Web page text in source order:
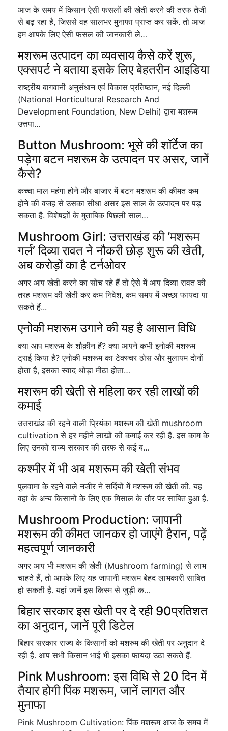
आज के समय में किसान ऐसी फसलों की खेती करने की तरफ तेजी
से बढ़ रहा है, जिससे वह सालभर मुनाफा प्राप्त कर सकें. तो आज
हम आपके लिए ऐसी फसल की जानकारी ले…
मशरूम उत्पादन का व्यवसाय कैसे करें शुरू,
एक्सपर्ट ने बताया इसके लिए बेहतरीन आइडिया
राष्ट्रीय बागवानी अनुसंधान एवं विकास प्रतिष्ठान, नई दिल्ली
(National Horticultural Research And
Development Foundation, New Delhi) द्वारा मशरूम
उत्तपा…
Button Mushroom: भूसे की शॉर्टेज का
पड़ेगा बटन मशरूम के उत्पादन पर असर, जानें
कैसे?
कच्चा माल महंगा होने और बाजार में बटन मशरूम की कीमत कम
होने की वजह से उसका सीधा असर इस साल के उत्पादन पर पड़
सकता है. विशेषज्ञों के मुताबिक पिछली साल…
Mushroom Girl: उत्तराखंड की ‘मशरूम
गर्ल’ दिव्या रावत ने नौकरी छोड़ शुरू की खेती,
अब करोड़ों का है टर्नओवर
अगर आप खेती करने का सोच रहे हैं तो ऐसे में आप दिव्या रावत की
तरह मशरूम की खेती कर कम निवेश, कम समय में अच्छा फायदा पा
सकते हैं...
एनोकी मशरूम उगाने की यह है आसान विधि
क्या आप मशरूम के शौक़ीन हैं? क्या आपने कभी इनोकी मशरूम
ट्राई किया है? एनोकी मशरूम का टेक्स्चर ठोस और मुलायम दोनों
होता है, इसका स्वाद थोड़ा मीठा होता…
मशरूम की खेती से महिला कर रही लाखों की
कमाई
उत्तराखंड की रहने वाली प्रियंका मशरूम की खेती mushroom
cultivation से हर महीने लाखों की कमाई कर रही हैं. इस काम के
लिए उनको राज्य सरकार की तरफ से कई ब…
कश्मीर में भी अब मशरूम की खेती संभव
पुलवामा के रहने वाले नजीर ने सर्दियों में मशरूम की खेती की. यह
वहां के अन्य किसानों के लिए एक मिसाल के तौर पर साबित हुआ है.
Mushroom Production: जापानी
मशरूम की कीमत जानकर हो जाएंगे हैरान, पढ़ें
महत्वपूर्ण जानकारी
अगर आप भी मशरूम की खेती (Mushroom farming) से लाभ
चाहते हैं, तो आपके लिए यह जापानी मशरूम बेहद लाभकारी साबित
हो सकती है. यहां जानें इस किस्म से जुड़ी क…
बिहार सरकार इस खेती पर दे रही 90प्रतिशत
का अनुदान, जानें पूरी डिटेल
बिहार सरकार राज्य के किसानों को मशरुम की खेती पर अनुदान दे
रही है. आप सभी किसान भाई भी इसका फायदा उठा सकते हैं.
Pink Mushroom: इस विधि से 20 दिन में
तैयार होगी पिंक मशरूम, जानें लागत और
मुनाफा
Pink Mushroom Cultivation: पिंक मशरूम आज के समय में